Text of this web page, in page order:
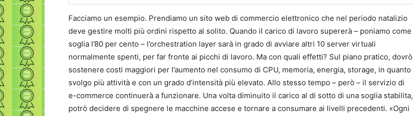
Facciamo un esempio. Prendiamo un sito web di commercio elettronico che nel periodo natalizio
deve gestire molti più ordini rispetto al solito. Quando il carico di lavoro supererà – poniamo come
soglia l’80 per cento – l’orchestration layer sarà in grado di avviare altri 10 server virtuali
normalmente spenti, per far fronte ai picchi di lavoro. Ma con quali effetti? Sul piano pratico, dovrò
sostenere costi maggiori per l’aumento nel consumo di CPU, memoria, energia, storage, in quanto
svolgo più attività e con un grado d’intensità più elevato. Allo stesso tempo – però – il servizio di
e-commerce continuerà a funzionare. Una volta diminuito il carico al di sotto di una soglia stabilita,
potrò decidere di spegnere le macchine accese e tornare a consumare ai livelli precedenti. «Ogni